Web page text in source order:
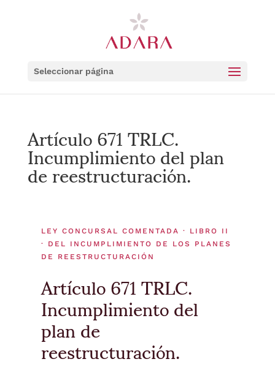
Seleccionar página
Artículo 671 TRLC.
Incumplimiento del plan
de reestructuración.
LEY CONCURSAL COMENTADA · LIBRO II
· DEL INCUMPLIMIENTO DE LOS PLANES
DE REESTRUCTURACIÓN
Artículo 671 TRLC.
Incumplimiento del
plan de
reestructuración.